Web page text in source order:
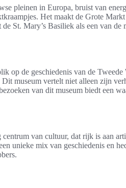
pleinen in Europa, bruist van
Het maakt de Grote
St. Mary’s Basiliek als een van de
op de geschiedenis van de
museum vertelt niet alleen zijn
van dit museum biedt een
van cultuur, dat rijk is aan
unieke mix van geschiedenis en